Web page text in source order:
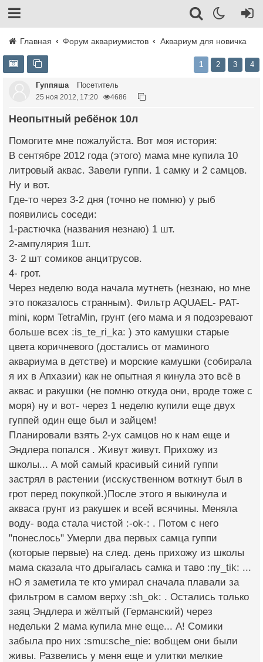
Главная Форум аквариумистов Аквариум для новичка
1 2 3 4
Гуппяша Посетитель
25 ноя 2012, 17:20 4686
Неопытный ребёнок 10л
Помогите мне пожалуйста. Вот моя история:
В сентябре 2012 года (этого) мама мне купила 10
литровый аквас. Завели гуппи. 1 самку и 2 самцов.
Ну и вот.
Где-то через 3-2 дня (точно не помню) у рыб
появились соседи:
1-растючка (названия незнаю) 1 шт.
2-ампулярия 1шт.
3- 2 шт сомиков анцитрусов.
4- грот.
Через неделю вода начала мутнеть (незнаю, но мне
это показалось странным). Фильтр AQUAEL- PAT-
mini, корм TetraMin, грунт (его мама и я подозревают
больше всех :is_te_ri_ka: ) это камушки старые
цвета коричневого (достались от маминого
аквариума в детстве) и морские камушки (собирала
я их в Апхазии) как не опытная я кинула это всё в
аквас и ракушки (не помню откуда они, вроде тоже с
моря) ну и вот- через 1 неделю купили еще двух
гуппей один еще был и зайцем!
Планировали взять 2-ух самцов но к нам еще и
Эндлера попался . Живут живут. Прихожу из
школы... А мой самый красивый синий гуппи
застрял в растении (исскуственном воткнут был в
грот перед покупкой.)После этого я выкинула и
акваса грунт из ракушек и всей всячины. Меняла
воду- вода стала чистой :-ok-: . Потом с него
"понеслось" Умерли два первых самца гуппи
(которые первые) на след. день прихожу из школы
мама сказала что дрыгалась самка и таво :ny_tik: ...
нО я заметила те кто умирал сначала плавали за
фильтром в самом верху :sh_ok: . Остались только
заяц Эндлера и жёлтый (Германский) через
недельки 2 мама купила мне еще... А! Сомики
забыла про них :smu:sche_nie: вобщем они были
живы. Развелись у меня еще и улитки мелкие